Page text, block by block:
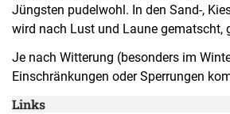
Jüngsten pudelwohl. In den Sand-,
wird nach Lust und Laune gematscht,
Je nach Witterung (besonders im
Einschränkungen oder Sperrungen
Links